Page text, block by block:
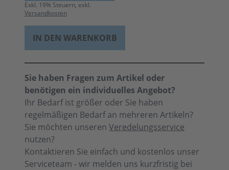
Exkl. 19% Steuern, exkl.
Versandkosten
IN DEN WARENKORB
Sie haben Fragen zum Artikel oder
benötigen ein individuelles Angebot?
Ihr Bedarf ist größer oder Sie haben
regelmäßigen Bedarf an mehreren Artikeln?
Sie möchten unseren Veredelungsservice
nutzen?
Kontaktieren Sie einfach und kostenlos unser
Serviceteam - wir melden uns kurzfristig bei